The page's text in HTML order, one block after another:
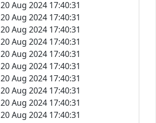
20 Aug 2024 17:40:31
20 Aug 2024 17:40:31
20 Aug 2024 17:40:31
20 Aug 2024 17:40:31
20 Aug 2024 17:40:31
20 Aug 2024 17:40:31
20 Aug 2024 17:40:31
20 Aug 2024 17:40:31
20 Aug 2024 17:40:31
20 Aug 2024 17:40:31